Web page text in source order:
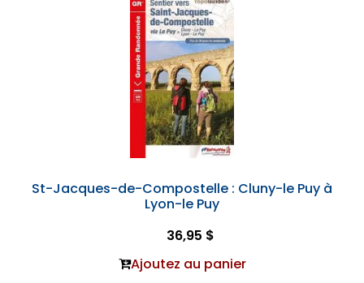
St-Jacques-de-Compostelle : Cluny-le Puy à
Lyon-le Puy
36,95 $
Ajoutez au panier